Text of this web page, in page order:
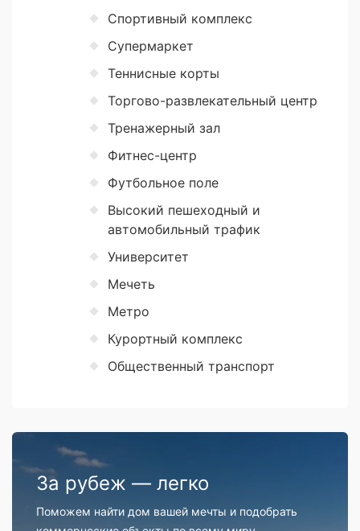
Спортивный комплекс
Супермаркет
Теннисные корты
Торгово-развлекательный центр
Тренажерный зал
Фитнес-центр
Футбольное поле
Высокий пешеходный и
автомобильный трафик
Университет
Мечеть
Метро
Курортный комплекс
Общественный транспорт
За рубеж — легко
Поможем найти дом вашей мечты и подобрать